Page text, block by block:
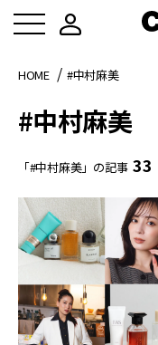
HOME #中村麻美
#中村麻美
「#中村麻美」の記事 33